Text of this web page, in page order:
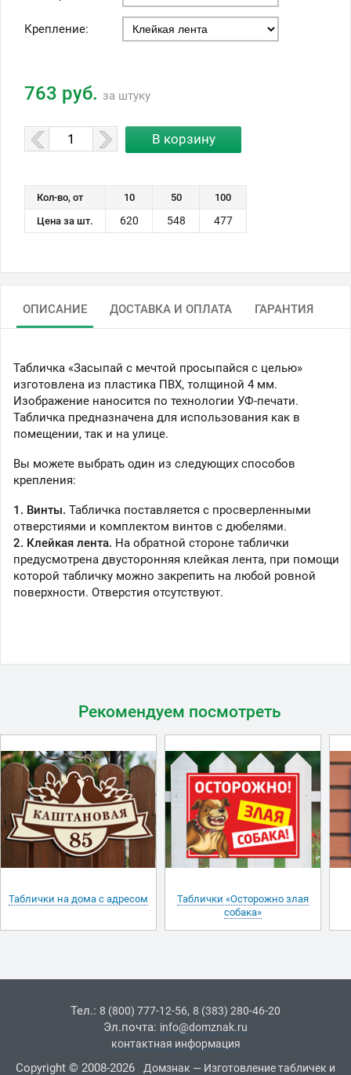
Крепление:
763 руб. за штуку
Кол-во, от 10 50
100
Цена за шт.
620 548 477
ОПИСАНИЕ ДОСТАВКА И ОПЛАТА ГАРАНТИЯ
Табличка «Засыпай с мечтой просыпайся с целью»
изготовлена из пластика ПВХ, толщиной 4 мм.
Изображение наносится по технологии УФ-печати.
Табличка предназначена для использования как в
помещении, так и на улице.
Вы можете выбрать один из следующих способов
крепления:
1. Винты. Табличка поставляется с просверленными
отверстиями и комплектом винтов с дюбелями.
2. Клейкая лента. На обратной стороне таблички
предусмотрена двусторонняя клейкая лента, при помощи
которой табличку можно закрепить на любой ровной
поверхности. Отверстия отсутствуют.
Рекомендуем посмотреть
Таблички на дома с адресом
Таблички «Осторожно злая
собака»
Тел.: 8 (800) 777-12-56, 8 (383) 280-46-20
Эл.почта: info@domznak.ru
контактная информация
Copyright © 2008-2026 Домзнак — Изготовление табличек и